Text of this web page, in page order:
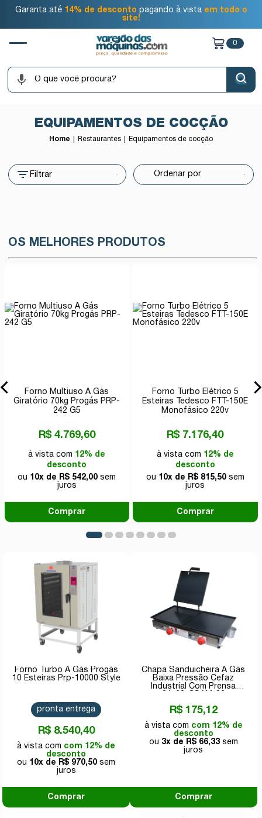
Garanta até 14% de desconto pagando à vista em todo o
site!
0
EQUIPAMENTOS DE COCÇÃO
Home Restaurantes Equipamentos de cocção
Filtrar
OS MELHORES PRODUTOS
Forno Multiuso A Gás
Giratório 70kg Progás PRP-
242 G5
R$ 4.769,60
à vista com 12% de
desconto
ou 10x de R$ 542,00 sem
juros
Comprar
Forno Turbo Elétrico 5
Esteiras Tedesco FTT-150E
Monofásico 220v
R$ 7.176,40
à vista com 12% de
desconto
ou 10x de R$ 815,50sem
juros
Comprar
Forno Turbo A Gás Progás
10 Esteiras Prp-10000 Style
R$ 8.540,40
com 12% de
desconto
10x de
R$ 970,50
pronta entrega
Comprar
Chapa Sanduicheira A Gás
Baixa Pressão Cefaz
Industrial Com Prensa
R$ 175,12
com 12% de
desconto
3x de
R$ 66,33
Comprar